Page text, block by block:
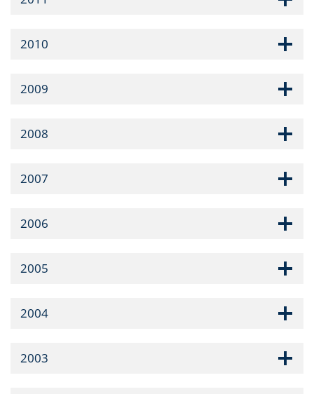
2010
2009
2008
2007
2006
2005
2004
2003